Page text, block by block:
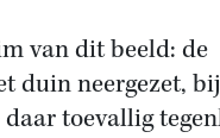
van dit beeld: de
duin neergezet,
toevallig